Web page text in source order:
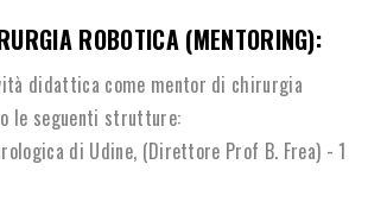
ROBOTICA (MENTORING):
à didattica come mentor di chirurgia
le seguenti strutture:
di Udine, (Direttore Prof B. Frea) - 1